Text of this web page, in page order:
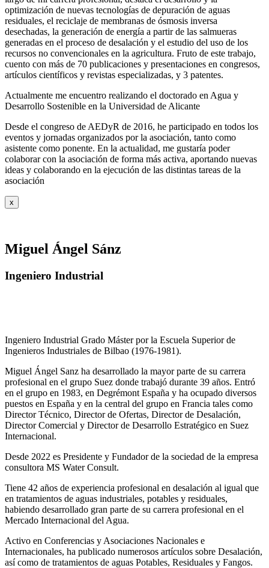
optimización de nuevas tecnologías de depuración de aguas
residuales, el reciclaje de membranas de ósmosis inversa
desechadas, la generación de energía a partir de las salmueras
generadas en el proceso de desalación y el estudio del uso de los
recursos no convencionales en la agricultura. Fruto de este trabajo,
cuento con más de 70 publicaciones y presentaciones en congresos,
artículos científicos y revistas especializadas, y 3 patentes.
Actualmente me encuentro realizando el doctorado en Agua y
Desarrollo Sostenible en la Universidad de Alicante
Desde el congreso de AEDyR de 2016, he participado en todos los
eventos y jornadas organizados por la asociación, tanto como
asistente como ponente. En la actualidad, me gustaría poder
colaborar con la asociación de forma más activa, aportando nuevas
ideas y colaborando en la ejecución de las distintas tareas de la
asociación
x
Miguel Ángel Sánz
Ingeniero Industrial
Ingeniero Industrial Grado Máster por la Escuela Superior de
Ingenieros Industriales de Bilbao (1976-1981).
Miguel Ángel Sanz ha desarrollado la mayor parte de su carrera
profesional en el grupo Suez donde trabajó durante 39 años. Entró
en el grupo en 1983, en Degrémont España y ha ocupado diversos
puestos en España y en la central del grupo en Francia tales como
Director Técnico, Director de Ofertas, Director de Desalación,
Director Comercial y Director de Desarrollo Estratégico en Suez
Internacional.
Desde 2022 es Presidente y Fundador de la sociedad de la empresa
consultora MS Water Consult.
Tiene 42 años de experiencia profesional en desalación al igual que
en tratamientos de aguas industriales, potables y residuales,
habiendo desarrollado gran parte de su carrera profesional en el
Mercado Internacional del Agua.
Activo en Conferencias y Asociaciones Nacionales e
Internacionales, ha publicado numerosos artículos sobre Desalación,
así como de tratamientos de aguas Potables, Residuales y Fangos.